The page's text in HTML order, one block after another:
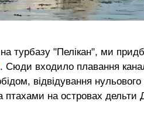
турбазу "Пелікан", ми
. Сюди входило плавання
відвідування
на островах дельти